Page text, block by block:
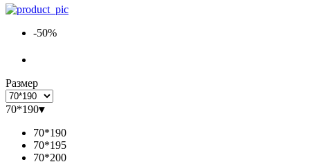
-50%
Размер
70*190▾
70*190
70*195
70*200